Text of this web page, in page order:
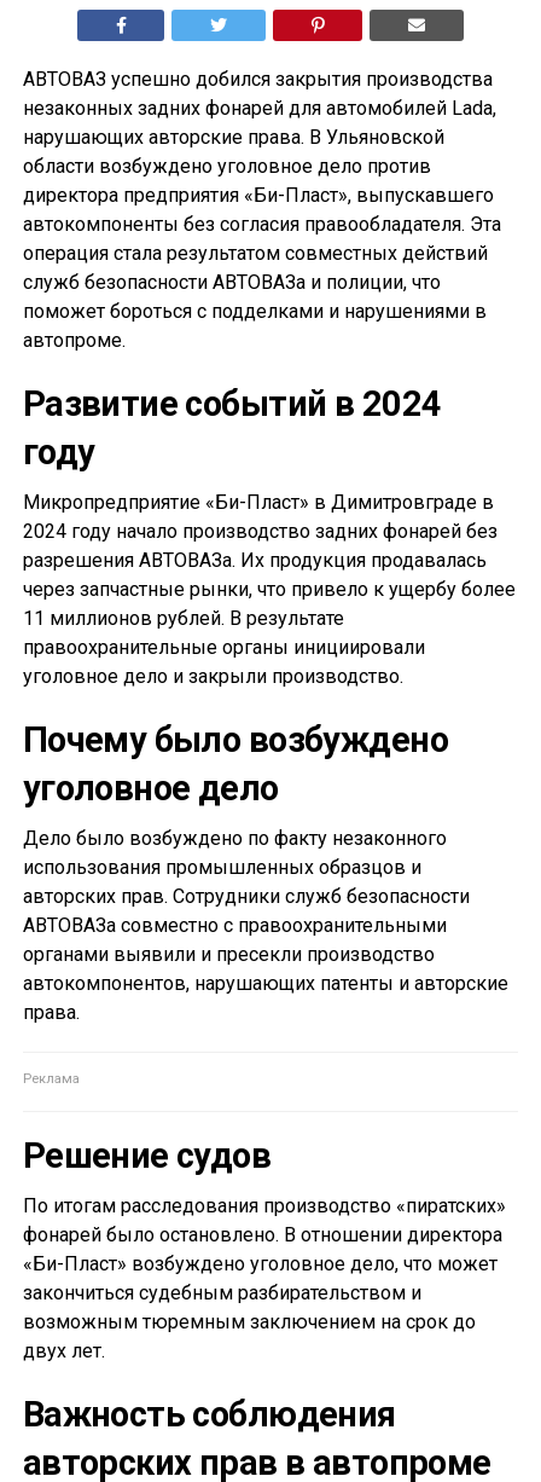
АВТОВАЗ успешно добился закрытия производства
незаконных задних фонарей для автомобилей Lada,
нарушающих авторские права. В Ульяновской
области возбуждено уголовное дело против
директора предприятия «Би-Пласт», выпускавшего
автокомпоненты без согласия правообладателя. Эта
операция стала результатом совместных действий
служб безопасности АВТОВАЗа и полиции, что
поможет бороться с подделками и нарушениями в
автопроме.
Развитие событий в 2024
году
Микропредприятие «Би-Пласт» в Димитровграде в
2024 году начало производство задних фонарей без
разрешения АВТОВАЗа. Их продукция продавалась
через запчастные рынки, что привело к ущербу более
11 миллионов рублей. В результате
правоохранительные органы инициировали
уголовное дело и закрыли производство.
Почему было возбуждено
уголовное дело
Дело было возбуждено по факту незаконного
использования промышленных образцов и
авторских прав. Сотрудники служб безопасности
АВТОВАЗа совместно с правоохранительными
органами выявили и пресекли производство
автокомпонентов, нарушающих патенты и авторские
права.
Решение судов
По итогам расследования производство «пиратских»
фонарей было остановлено. В отношении директора
«Би-Пласт» возбуждено уголовное дело, что может
закончиться судебным разбирательством и
возможным тюремным заключением на срок до
двух лет.
Важность соблюдения
авторских прав в автопроме